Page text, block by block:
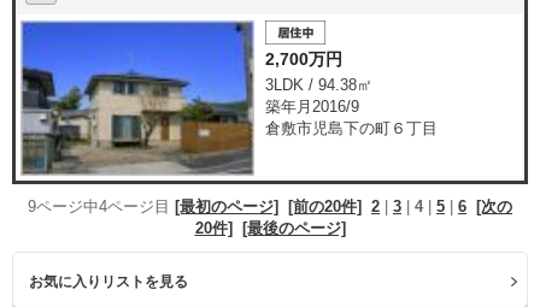
2,700万円
3LDK / 94.38㎡
築年月2016/9
倉敷市児島下の町６丁目
9ページ中4ページ目 [最初のページ] [前の20件] 2 3 4| 5 6
[次の
20件]
[最後のページ]
お気に入りリストを見る